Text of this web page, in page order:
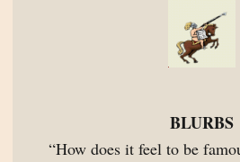
BLURBS
“How does it feel to be